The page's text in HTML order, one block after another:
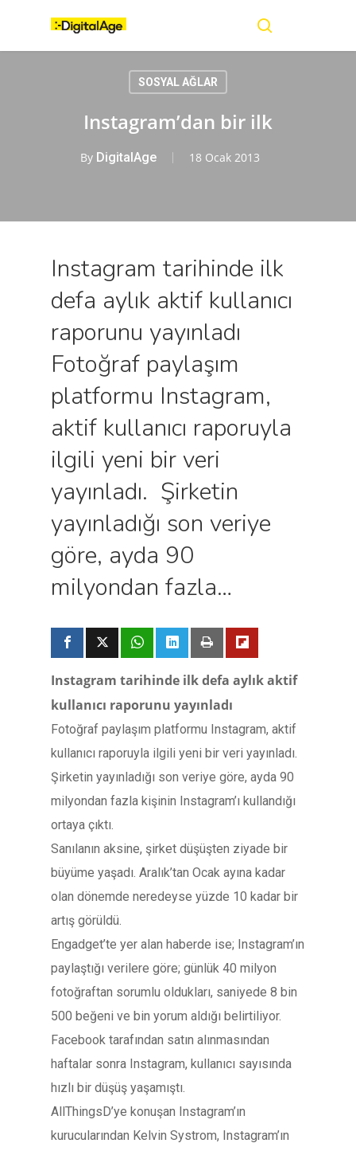
content
SOSYAL AĞLAR
Instagram’dan bir ilk
By DigitalAge 18 Ocak 2013
Instagram tarihinde ilk
defa aylık aktif kullanıcı
raporunu yayınladı
Fotoğraf paylaşım
platformu Instagram,
aktif kullanıcı raporuyla
ilgili yeni bir veri
yayınladı. Şirketin
yayınladığı son veriye
göre, ayda 90
milyondan fazla…
Instagram tarihinde ilk defa aylık aktif
kullanıcı raporunu yayınladı
Fotoğraf paylaşım platformu Instagram, aktif
kullanıcı raporuyla ilgili yeni bir veri yayınladı.
Şirketin yayınladığı son veriye göre, ayda 90
milyondan fazla kişinin Instagram’ı kullandığı
ortaya çıktı.
Sanılanın aksine, şirket düşüşten ziyade bir
büyüme yaşadı. Aralık’tan Ocak ayına kadar
olan dönemde neredeyse yüzde 10 kadar bir
artış görüldü.
Engadget’te yer alan haberde ise; Instagram’ın
paylaştığı verilere göre; günlük 40 milyon
fotoğraftan sorumlu oldukları, saniyede 8 bin
500 beğeni ve bin yorum aldığı belirtiliyor.
Facebook tarafından satın alınmasından
haftalar sonra Instagram, kullanıcı sayısında
hızlı bir düşüş yaşamıştı.
AllThingsD’ye konuşan Instagram’ın
kurucularından Kelvin Systrom, Instagram’ın